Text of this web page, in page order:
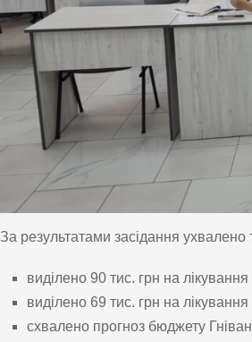
За результатами засідання ухвалено
виділено 90 тис. грн на лікування
виділено 69 тис. грн на
схвалено прогноз бюджету